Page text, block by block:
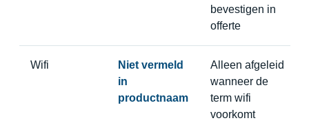
bevestigen in
offerte
Wifi
Niet vermeld
in
productnaam
Alleen afgeleid
wanneer de
term wifi
voorkomt